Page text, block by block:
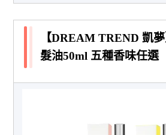
【DREAM TREND 凱
髮油50ml 五種香味任選